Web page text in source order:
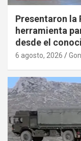
Presentaron la
herramienta
desde el
6 agosto, 2026